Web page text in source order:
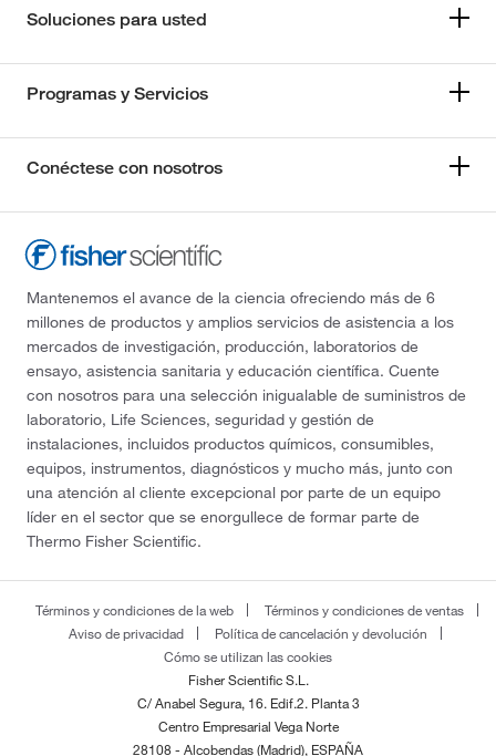
Soluciones para usted
Programas y Servicios
Conéctese con nosotros
Mantenemos el avance de la ciencia ofreciendo más de 6
millones de productos y amplios servicios de asistencia a los
mercados de investigación, producción, laboratorios de
ensayo, asistencia sanitaria y educación científica. Cuente
con nosotros para una selección inigualable de suministros de
laboratorio, Life Sciences, seguridad y gestión de
instalaciones, incluidos productos químicos, consumibles,
equipos, instrumentos, diagnósticos y mucho más, junto con
una atención al cliente excepcional por parte de un equipo
líder en el sector que se enorgullece de formar parte de
Thermo Fisher Scientific.
Términos y condiciones de la web
Términos y condiciones de ventas
Aviso de privacidad
Política de cancelación y devolución
Cómo se utilizan las cookies
Fisher Scientific S.L.
C/ Anabel Segura, 16. Edif.2. Planta 3
Centro Empresarial Vega Norte
28108 - Alcobendas (Madrid), ESPAÑA